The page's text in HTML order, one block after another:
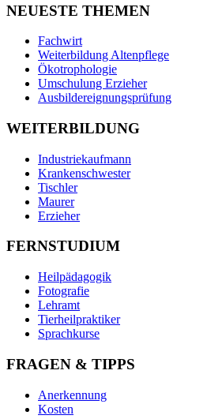
NEUESTE THEMEN
Fachwirt
Weiterbildung Altenpflege
Ökotrophologie
Umschulung Erzieher
Ausbildereignungsprüfung
WEITERBILDUNG
Industriekaufmann
Krankenschwester
Tischler
Maurer
Erzieher
FERNSTUDIUM
Heilpädagogik
Fotografie
Lehramt
Tierheilpraktiker
Sprachkurse
FRAGEN & TIPPS
Anerkennung
Kosten